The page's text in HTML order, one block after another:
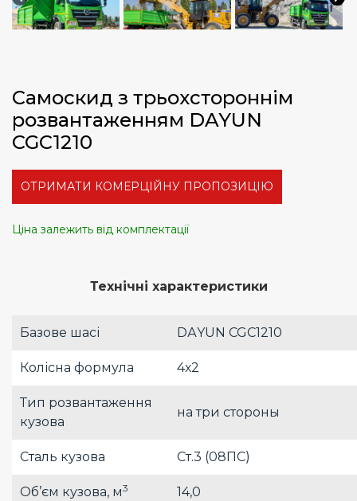
Самоскид з трьохстороннім
розвантаженням DAYUN
CGC1210
ОТРИМАТИ КОМЕРЦІЙНУ ПРОПОЗИЦІЮ
Ціна залежить від комплектації
Технічні характеристики
Базове шасі DАYUN CGC1210
Колісна формула 4х2
Тип розвантаження
кузова
на три стороны
Сталь кузова Ст.3 (08ПС)
Об’єм кузова, м3 14,0